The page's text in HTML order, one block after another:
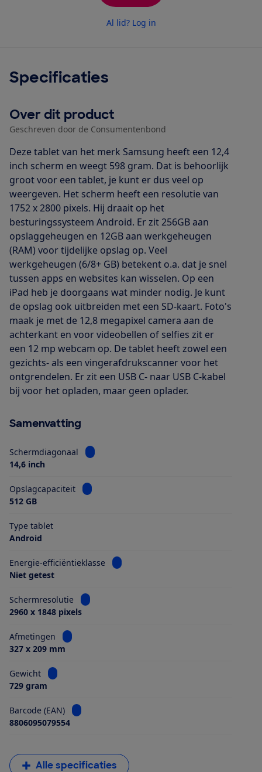
Al lid? Log in
Specificaties
Over dit product
Geschreven door de Consumentenbond
Deze tablet van het merk Samsung heeft een 12,4
inch scherm en weegt 598 gram. Dat is behoorlijk
groot voor een tablet, je kunt er dus veel op
weergeven. Het scherm heeft een resolutie van
1752 x 2800 pixels. Hij draait op het
besturingssysteem Android. Er zit 256GB aan
opslaggeheugen en 12GB aan werkgeheugen
(RAM) voor tijdelijke opslag op. Veel
werkgeheugen (6/8+ GB) betekent o.a. dat je snel
tussen apps en websites kan wisselen. Op een
iPad heb je doorgaans wat minder nodig. Je kunt
de opslag ook uitbreiden met een SD-kaart. Foto's
maak je met de 12,8 megapixel camera aan de
achterkant en voor videobellen of selfies zit er
een 12 mp webcam op. De tablet heeft zowel een
gezichts- als een vingerafdrukscanner voor het
ontgrendelen. Er zit een USB C- naar USB C-kabel
bij voor het opladen, maar geen oplader.
Samenvatting
Schermdiagonaal
Bekijk informatie voor Schermdiagonaal
14,6 inch
Opslagcapaciteit
Bekijk informatie voor Opslagcapaciteit
512 GB
Type tablet
Android
Energie-efficiëntieklasse
Bekijk informatie voor Energie-
Niet getest
Schermresolutie
Bekijk informatie voor Schermresolutie
2960 x 1848 pixels
Afmetingen
Bekijk informatie voor Afmetingen
327 x 209 mm
Gewicht
Bekijk informatie voor Gewicht
729 gram
Barcode (EAN)
Bekijk informatie voor Barcode (EAN)
8806095079554
Alle specificaties